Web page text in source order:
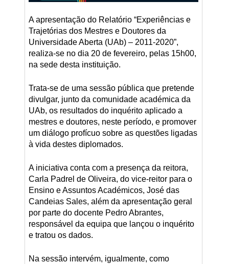
A apresentação do Relatório “Experiências e
Trajetórias dos Mestres e Doutores da
Universidade Aberta (UAb) – 2011-2020”,
realiza-se no dia 20 de fevereiro, pelas 15h00,
na sede desta instituição.
Trata-se de uma sessão pública que pretende
divulgar, junto da comunidade académica da
UAb, os resultados do inquérito aplicado a
mestres e doutores, neste período, e promover
um diálogo profícuo sobre as questões ligadas
à vida destes diplomados.
A iniciativa conta com a presença da reitora,
Carla Padrel de Oliveira, do vice-reitor para o
Ensino e Assuntos Académicos, José das
Candeias Sales, além da apresentação geral
por parte do docente Pedro Abrantes,
responsável da equipa que lançou o inquérito
e tratou os dados.
Na sessão intervém, igualmente, como